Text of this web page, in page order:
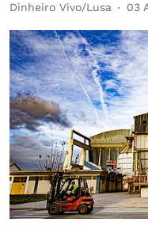
Dinheiro Vivo/Lusa 03